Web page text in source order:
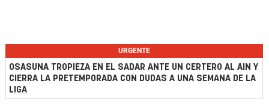
URGENTE
OSASUNA TROPIEZA EN EL SADAR ANTE UN CERTERO AL AIN Y
CIERRA LA PRETEMPORADA CON DUDAS A UNA SEMANA DE LA
LIGA